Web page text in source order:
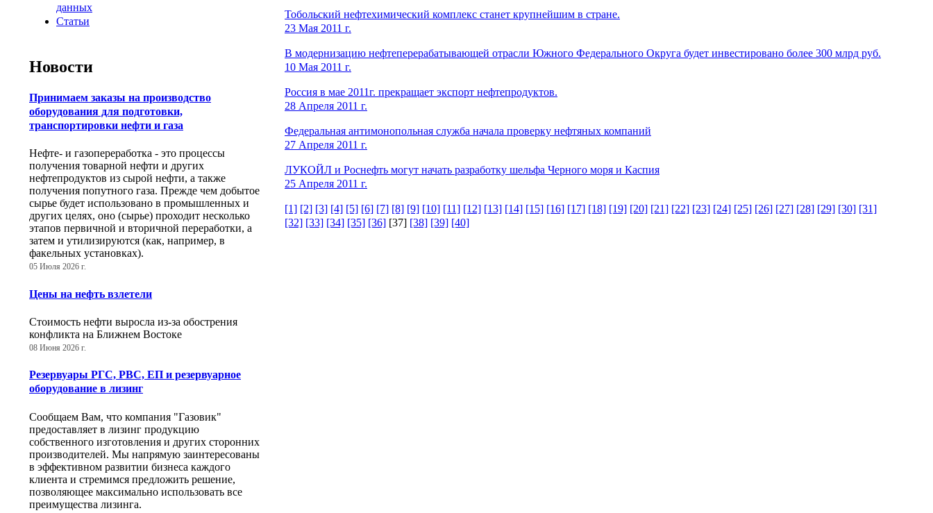
данных
Статьи
Новости
Принимаем заказы на производство
оборудования для подготовки,
транспортировки нефти и газа
Нефте- и газопереработка - это процессы
получения товарной нефти и других
нефтепродуктов из сырой нефти, а также
получения попутного газа. Прежде чем добытое
сырье будет использовано в промышленных и
других целях, оно (сырье) проходит несколько
этапов первичной и вторичной переработки, а
затем и утилизируются (как, например, в
факельных установках).
05 Июля 2026 г.
Цены на нефть взлетели
Стоимость нефти выросла из-за обострения
конфликта на Ближнем Востоке
08 Июня 2026 г.
Резервуары РГС, РВС, ЕП и резервуарное
оборудование в лизинг
Сообщаем Вам, что компания "Газовик"
предоставляет в лизинг продукцию
собственного изготовления и других сторонних
производителей. Мы напрямую заинтересованы
в эффективном развитии бизнеса каждого
клиента и стремимся предложить решение,
позволяющее максимально использовать все
преимущества лизинга.
Тобольский нефтехимический комплекс станет крупнейшим в стране.
23 Мая 2011 г.
В модернизацию нефтеперерабатывающей отрасли Южного Федерального Округа будет инвестировано более 300 млрд руб.
10 Мая 2011 г.
Россия в мае 2011г. прекращает экспорт нефтепродуктов.
28 Апреля 2011 г.
Федеральная антимонопольная служба начала проверку нефтяных компаний
27 Апреля 2011 г.
ЛУКОЙЛ и Роснефть могут начать разработку шельфа Черного моря и Каспия
25 Апреля 2011 г.
[1] [2] [3] [4] [5] [6] [7] [8] [9] [10] [11] [12] [13] [14] [15] [16] [17] [18] [19] [20] [21] [22] [23] [24] [25] [26] [27] [28] [29] [30] [31]
[32] [33] [34] [35] [36] [37] [38] [39] [40]